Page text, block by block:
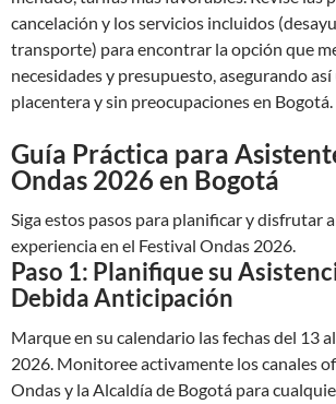
cancelación y los servicios incluidos
transporte) para encontrar la opción que
necesidades y presupuesto, asegurando
placentera y sin preocupaciones en Bogotá.
Guía Práctica para
Ondas 2026 en Bogotá
Siga estos pasos para planificar y disfrutar
experiencia en el Festival Ondas 2026.
Paso 1: Planifique su
Debida Anticipación
Marque en su calendario las fechas del 13
2026. Monitoree activamente los canales
Ondas y la Alcaldía de Bogotá para